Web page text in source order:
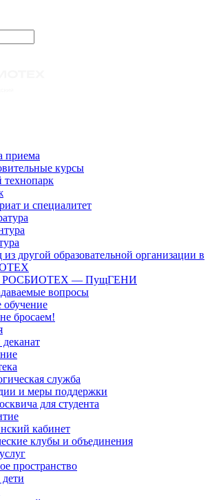
приема
курсы
технопарк
и специалитет
из другой образовательной организации в
РОСБИОТЕХ — ПущГЕНИ
вопросы
обучение
бросаем!
служба
и меры поддержки
для студента
кабинет
клубы и объединения
пространство